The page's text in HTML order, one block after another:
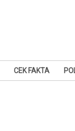
CEK FAKTA